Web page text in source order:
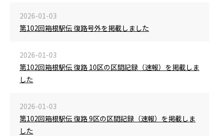
2026-01-03
第102回箱根駅伝 復路号外を掲載しました
2026-01-03
第102回箱根駅伝 復路 10区の区間記録（速報）を掲載しま
した
2026-01-03
第102回箱根駅伝 復路 9区の区間記録（速報）を掲載しま
した